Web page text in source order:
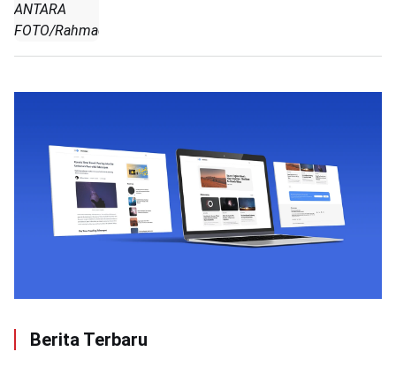
ANTARA
FOTO/Rahmad
Berita Terbaru